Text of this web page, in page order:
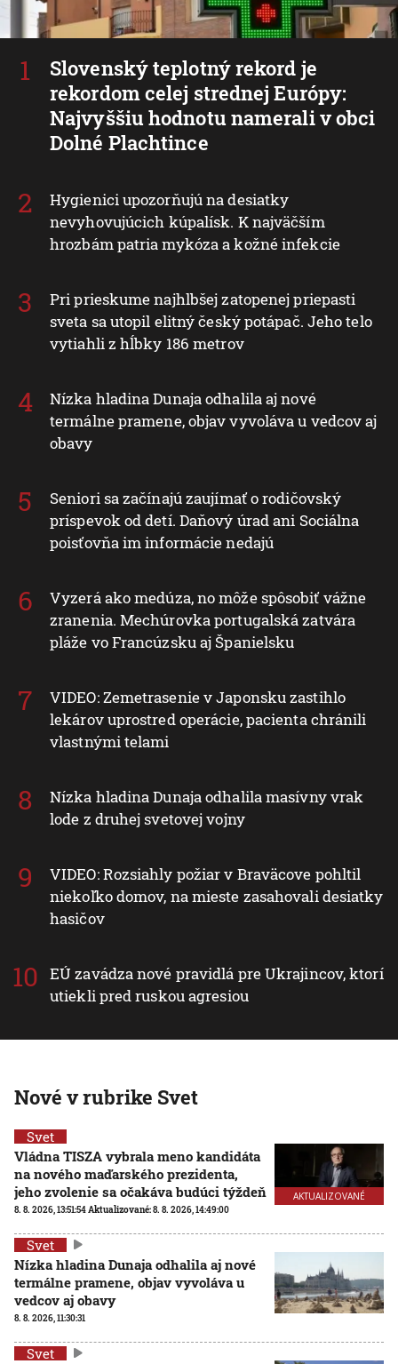
Slovenský teplotný rekord je
rekordom celej strednej Európy:
Najvyššiu hodnotu namerali v obci
Dolné Plachtince
Hygienici upozorňujú na desiatky
nevyhovujúcich kúpalísk. K najväčším
hrozbám patria mykóza a kožné infekcie
Pri prieskume najhlbšej zatopenej priepasti
sveta sa utopil elitný český potápač. Jeho telo
vytiahli z hĺbky 186 metrov
Nízka hladina Dunaja odhalila aj nové
termálne pramene, objav vyvoláva u vedcov aj
obavy
Seniori sa začínajú zaujímať o rodičovský
príspevok od detí. Daňový úrad ani Sociálna
poisťovňa im informácie nedajú
Vyzerá ako medúza, no môže spôsobiť vážne
zranenia. Mechúrovka portugalská zatvára
pláže vo Francúzsku aj Španielsku
VIDEO: Zemetrasenie v Japonsku zastihlo
lekárov uprostred operácie, pacienta chránili
vlastnými telami
Nízka hladina Dunaja odhalila masívny vrak
lode z druhej svetovej vojny
VIDEO: Rozsiahly požiar v Braväcove pohltil
niekoľko domov, na mieste zasahovali desiatky
hasičov
EÚ zavádza nové pravidlá pre Ukrajincov, ktorí
utiekli pred ruskou agresiou
Nové v rubrike Svet
AKTUALIZOVANÉ
Svet
Vládna TISZA vybrala meno kandidáta
na nového maďarského prezidenta,
jeho zvolenie sa očakáva budúci týždeň
8. 8. 2026, 13:51:54Aktualizované:8. 8. 2026, 14:49:00
Svet
Nízka hladina Dunaja odhalila aj nové
termálne pramene, objav vyvoláva u
vedcov aj obavy
8. 8. 2026, 11:30:31
Svet